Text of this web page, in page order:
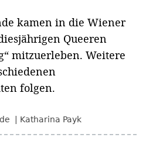
kamen in die Wiener
Queeren
mitzuerleben. Weitere
folgen.
Katharina Payk